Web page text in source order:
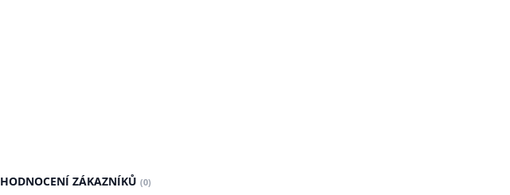
HODNOCENÍ ZÁKAZNÍKŮ (0)